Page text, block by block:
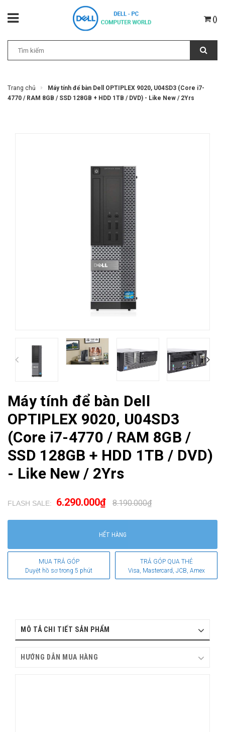
()
Trang chủ
Máy tính để bàn Dell OPTIPLEX 9020, U04SD3 (Core i7-
4770 / RAM 8GB / SSD 128GB + HDD 1TB / DVD) - Like New / 2Yrs
Máy tính để bàn Dell
OPTIPLEX 9020, U04SD3
(Core i7-4770 / RAM 8GB /
SSD 128GB + HDD 1TB / DVD)
- Like New / 2Yrs
FLASH SALE: 6.290.000₫ 8.190.000₫
HẾT HÀNG
MUA TRẢ GÓP
Duyệt hồ sơ trong 5 phút
TRẢ GÓP QUA THẺ
Visa, Mastercard, JCB, Amex
MÔ TẢ CHI TIẾT SẢN PHẨM
HƯỚNG DẪN MUA HÀNG